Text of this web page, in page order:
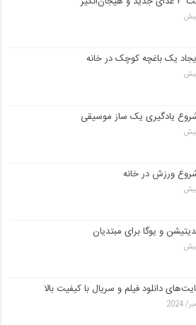
یک باغچه کوچک در خانه
یادگیری یک ساز موسیقی
ورزش در خانه
و یوگا برای مبتدیان
دانلود فیلم و سریال با کیفیت بالا